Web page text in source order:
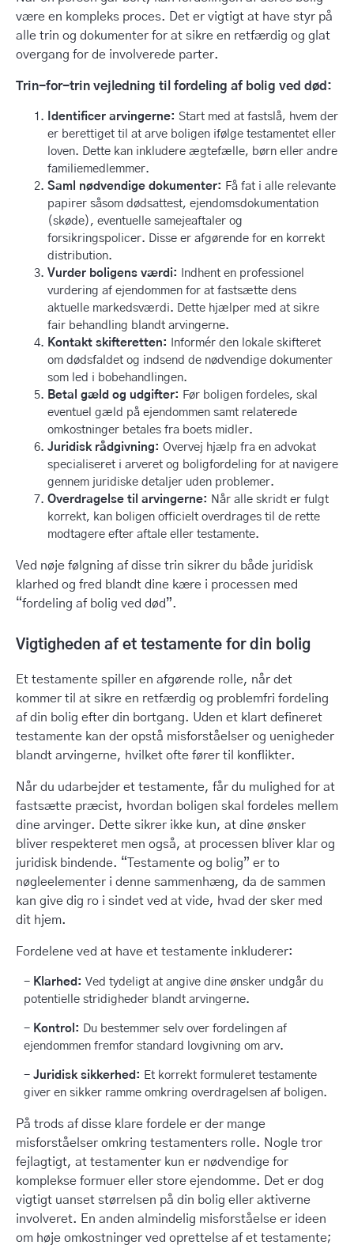
være en kompleks proces. Det er vigtigt at have styr på
alle trin og dokumenter for at sikre en retfærdig og glat
overgang for de involverede parter.
Trin-for-trin vejledning til fordeling af bolig ved død:
Identificer arvingerne: Start med at fastslå, hvem der
er berettiget til at arve boligen ifølge testamentet eller
loven. Dette kan inkludere ægtefælle, børn eller andre
familiemedlemmer.
Saml nødvendige dokumenter: Få fat i alle relevante
papirer såsom dødsattest, ejendomsdokumentation
(skøde), eventuelle samejeaftaler og
forsikringspolicer. Disse er afgørende for en korrekt
distribution.
Vurder boligens værdi:
Indhent en professionel
vurdering af ejendommen for at fastsætte dens
aktuelle markedsværdi. Dette hjælper med at sikre
fair behandling blandt arvingerne.
Kontakt skifteretten:
Informér den lokale skifteret
om dødsfaldet og indsend de nødvendige dokumenter
som led i bobehandlingen.
Betal gæld og udgifter: Før boligen fordeles, skal
eventuel gæld på ejendommen samt relaterede
omkostninger betales fra boets midler.
Juridisk rådgivning: Overvej hjælp fra en advokat
specialiseret i arveret og boligfordeling for at navigere
gennem juridiske detaljer uden problemer.
Overdragelse til arvingerne: Når alle skridt er fulgt
korrekt, kan boligen officielt overdrages til de rette
modtagere efter aftale eller testamente.
Ved nøje følgning af disse trin sikrer du både juridisk
klarhed og fred blandt dine kære i processen med
“fordeling af bolig ved død”.
Vigtigheden af et testamente for din bolig
Et testamente spiller en afgørende rolle, når det
kommer til at sikre en retfærdig og problemfri fordeling
af din bolig efter din bortgang. Uden et klart defineret
testamente kan der opstå misforståelser og uenigheder
blandt arvingerne, hvilket ofte fører til konflikter.
Når du udarbejder et testamente, får du mulighed for at
fastsætte præcist, hvordan boligen skal fordeles mellem
dine arvinger. Dette sikrer ikke kun, at dine ønsker
bliver respekteret men også, at processen bliver klar og
juridisk bindende. “Testamente og bolig” er to
nøgleelementer i denne sammenhæng, da de sammen
kan give dig ro i sindet ved at vide, hvad der sker med
dit hjem.
Fordelene ved at have et testamente inkluderer:
Klarhed: Ved tydeligt at angive dine ønsker undgår du
potentielle stridigheder blandt arvingerne.
Kontrol: Du bestemmer selv over fordelingen af
ejendommen fremfor standard lovgivning om arv.
Juridisk sikkerhed: Et korrekt formuleret testamente
giver en sikker ramme omkring overdragelsen af boligen.
På trods af disse klare fordele er der mange
misforståelser omkring testamenters rolle. Nogle tror
fejlagtigt, at testamenter kun er nødvendige for
komplekse formuer eller store ejendomme. Det er dog
vigtigt uanset størrelsen på din bolig eller aktiverne
involveret. En anden almindelig misforståelse er ideen
om høje omkostninger ved oprettelse af et testamente;